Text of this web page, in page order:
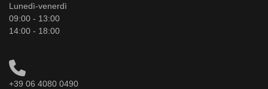
Lunedì-venerdì
09:00 - 13:00
14:00 - 18:00
+39 06 4080 0490